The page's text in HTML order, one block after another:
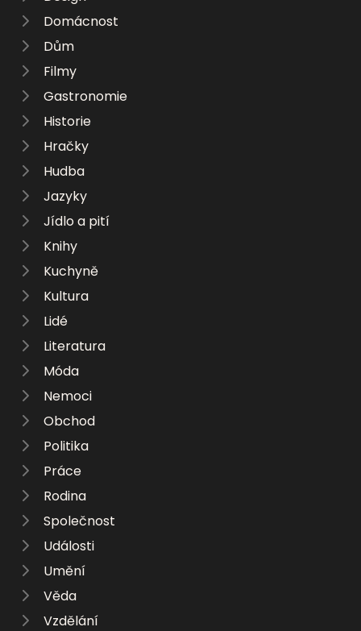
Domácnost
Dům
Filmy
Gastronomie
Historie
Hračky
Hudba
Jazyky
Jídlo a pití
Knihy
Kuchyně
Kultura
Lidé
Literatura
Móda
Nemoci
Obchod
Politika
Práce
Rodina
Společnost
Události
Umění
Věda
Vzdělání